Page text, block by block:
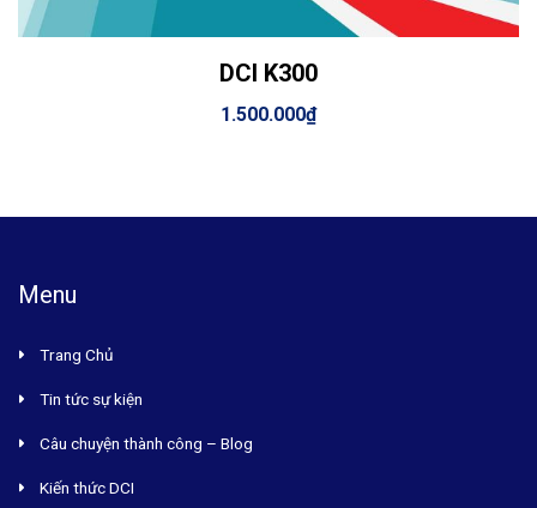
DCI K300
1.500.000₫
Menu
Trang Chủ
Tin tức sự kiện
Câu chuyện thành công – Blog
Kiến thức DCI